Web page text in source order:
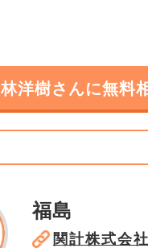
洋樹さんに無料
福島
関計株式会社